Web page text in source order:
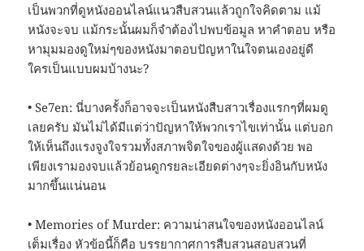
เป็นพวกที่ดูหนังออนไลน์แนวสืบสวนแล้วถูกใจคิดตาม แม้
หนังจะจบ แม้กระนั้นผมก็จำต้องไปพบข้อมูล หาคำตอบ หรือ
หามุมมองดูใหม่ๆของหนังมาตอบปัญหาในใจตนเองอยู่ดี
ใครเป็นแบบผมบ้างนะ?
• Se7en: นี่บางครั้งก็อาจจะเป็นหนังสืบสาวเรื่องแรกๆที่ผมดู
เลยครับ มันไม่ได้มีแต่ว่าปัญหาให้พวกเราไขเท่านั้น แต่บอก
ให้เห็นถึงแรงจูงใจรวมทั้งสภาพจิตใจของผู้แสดงด้วย พอ
เพียงเรามองจบแล้วย้อนดูกรยละเอียดต่างๆจะยิ่งอินกับหนัง
มากขึ้นแน่นอน
• Memories of Murder: ความน่าสนใจของหนังออนไลน์
เต็มเรื่อง หัวข้อนี้ก็คือ บรรยากาศการสืบสวนสอบสวนที่